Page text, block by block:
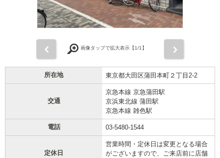
画像タップで拡大表示【1/1】
所在地 東京都大田区蒲田本町２丁目2-2
交通
京急本線 京急蒲田駅
京浜東北線 蒲田駅
京急本線 雑色駅
電話 03-5480-1544
定休日
営業時間・定休日は変更となる場合
がございますので、ご来店前に店舗